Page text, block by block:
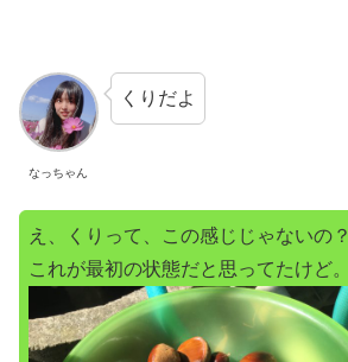
なっちゃん
くりだよ
え、くりって、この感じじゃないの？
これが最初の状態だと思ってたけど。